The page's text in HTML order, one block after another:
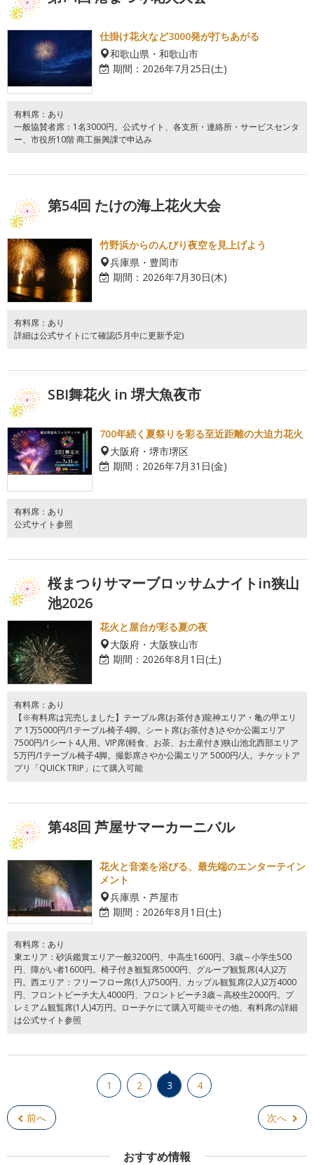
仕掛け花火など3000発が打ちあがる
和歌山県・和歌山市
期間： 2026年7月25日(土)
有料席：あり
一般協賛者席：1名3000円。公式サイト、各支所・連絡所・サービスセンタ
ー、市役所10階 商工振興課で申込み
第54回 たけの海上花火大会
竹野浜からのんびり夜空を見上げよう
兵庫県・豊岡市
期間： 2026年7月30日(木)
有料席：あり
詳細は公式サイトにて確認(5月中に更新予定)
SBI舞花火 in 堺大魚夜市
700年続く夏祭りを彩る至近距離の大迫力花火
大阪府・堺市堺区
期間： 2026年7月31日(金)
有料席：あり
公式サイト参照
桜まつりサマーブロッサムナイトin狭山
池2026
花火と屋台が彩る夏の夜
大阪府・大阪狭山市
期間： 2026年8月1日(土)
有料席：あり
【※有料席は完売しました】テーブル席(お茶付き)龍神エリア・亀の甲エリ
ア 1万5000円/1テーブル椅子4脚。シート席(お茶付き)さやか公園エリア
7500円/1シート4人用。VIP席(軽食、お茶、お土産付き)狭山池北西部エリア
5万円/1テーブル椅子4脚。撮影席さやか公園エリア 5000円/人。チケットア
プリ「QUICK TRIP」にて購入可能
第48回 芦屋サマーカーニバル
花火と音楽を浴びる、最先端のエンターテイン
メント
兵庫県・芦屋市
期間： 2026年8月1日(土)
有料席：あり
東エリア：砂浜鑑賞エリア一般3200円、中高生1600円、3歳～小学生500
円、障がい者1600円。椅子付き観覧席5000円、グループ観覧席(4人)2万
円。西エリア：フリーフロー席(1人)7500円、カップル観覧席(2人)2万4000
円、フロントビーチ大人4000円、フロントビーチ3歳～高校生2000円。プ
レミアム観覧席(1人)4万円。ローチケにて購入可能※その他、有料席の詳細
は公式サイト参照
前へ
1 2 3 4
次へ
おすすめ情報